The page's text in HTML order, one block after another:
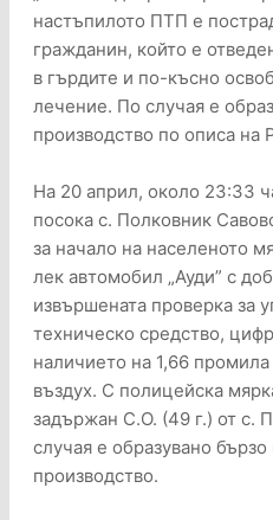
настъпилото ПТП е
гражданин, който е
в гърдите и по-късно
лечение. По случая е
производство по описа
На 20 април, около 23:33
посока с. Полковник
за начало на населеното
лек автомобил „Ауди” с
извършената проверка за
техническо средство,
наличието на 1,66
въздух. С полицейска
задържан С.О. (49 г.) от с.
случая е образувано
производство.